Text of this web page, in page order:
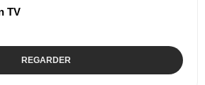
TV
REGARDER